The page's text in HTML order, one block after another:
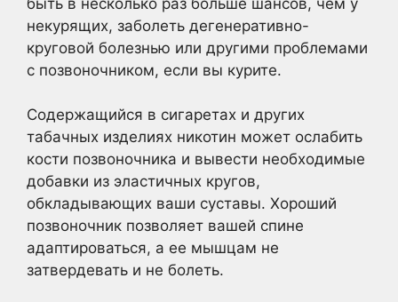
некурящих, заболеть дегенеративно-
круговой болезнью или другими проблемами
с позвоночником, если вы курите.
Содержащийся в сигаретах и других
табачных изделиях никотин может ослабить
кости позвоночника и вывести необходимые
добавки из эластичных кругов,
обкладывающих ваши суставы. Хороший
позвоночник позволяет вашей спине
адаптироваться, а ее мышцам не
затвердевать и не болеть.